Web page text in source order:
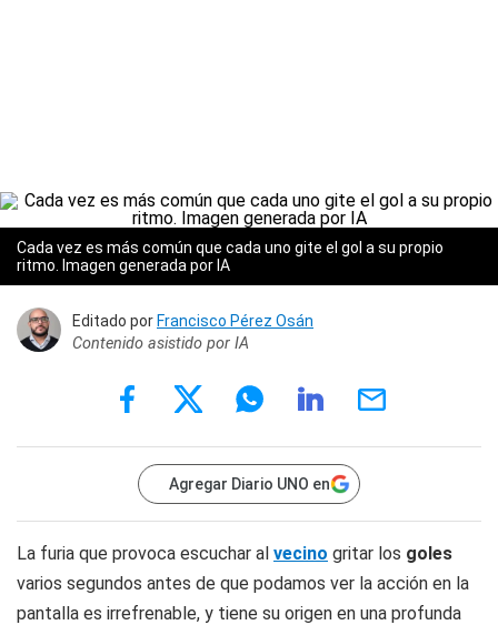
Cada vez es más común que cada uno gite el gol a su propio
ritmo.
Imagen generada por IA
Editado porFrancisco Pérez Osán
Contenido asistido por IA
Agregar Diario UNO en
La furia que provoca escuchar al vecino gritar los goles
varios segundos antes de que podamos ver la acción en la
pantalla es irrefrenable, y tiene su origen en una profunda